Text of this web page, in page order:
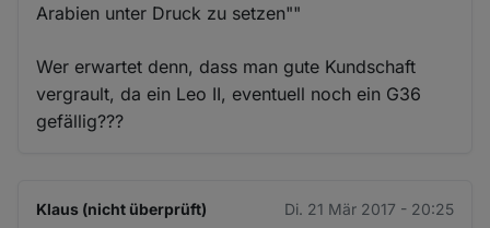
Arabien unter Druck zu setzen""
Wer erwartet denn, dass man gute Kundschaft
vergrault, da ein Leo II, eventuell noch ein G36
gefällig???
Klaus (nicht überprüft) Di. 21 Mär 2017 - 20:25